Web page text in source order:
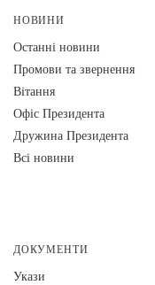
НОВИНИ
Останні новини
Промови та звернення
Вiтання
Офіс Президента
Дружина Президента
Всі новини
ДОКУМЕНТИ
Укази